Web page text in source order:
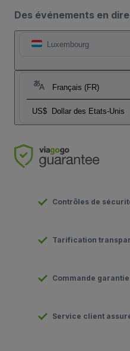
Des événements en
Luxembourg
Français (FR)
US$ Dollar des Etats-Unis
Contrôles de
Tarification
Commande garantie
Service client